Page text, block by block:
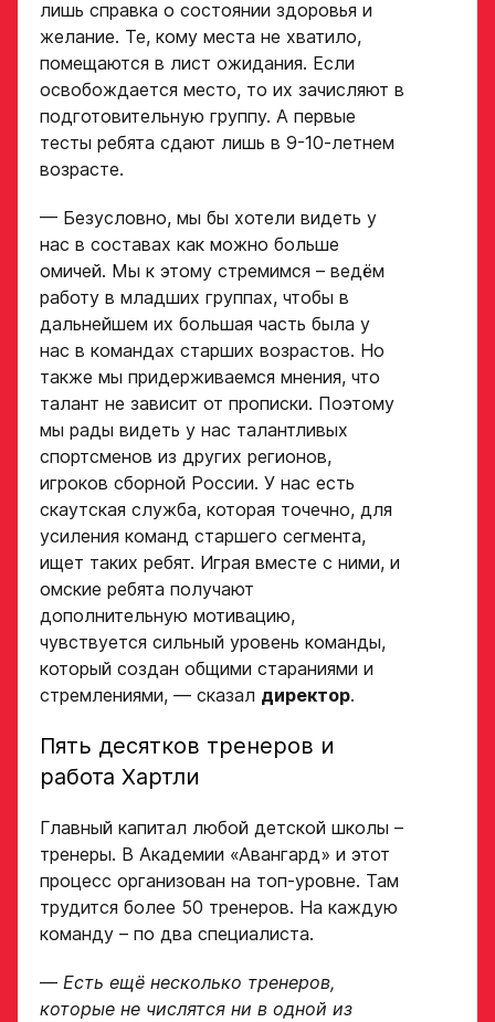
лишь справка о состоянии здоровья и
желание. Те, кому места не хватило,
помещаются в лист ожидания. Если
освобождается место, то их зачисляют в
подготовительную группу. А первые
тесты ребята сдают лишь в 9-10-летнем
возрасте.
— Безусловно, мы бы хотели видеть у
нас в составах как можно больше
омичей. Мы к этому стремимся – ведём
работу в младших группах, чтобы в
дальнейшем их большая часть была у
нас в командах старших возрастов. Но
также мы придерживаемся мнения, что
талант не зависит от прописки. Поэтому
мы рады видеть у нас талантливых
спортсменов из других регионов,
игроков сборной России. У нас есть
скаутская служба, которая точечно, для
усиления команд старшего сегмента,
ищет таких ребят. Играя вместе с ними, и
омские ребята получают
дополнительную мотивацию,
чувствуется сильный уровень команды,
который создан общими стараниями и
стремлениями, — сказал директор.
Пять десятков тренеров и
работа Хартли
Главный капитал любой детской школы –
тренеры. В Академии «Авангард» и этот
процесс организован на топ-уровне. Там
трудится более 50 тренеров. На каждую
команду – по два специалиста.
— Есть ещё несколько тренеров,
которые не числятся ни в одной из
Заявка
на просмотр
Академию
«Авангард»
Форма только
для игроков 2008–
2007 г. р. — набор
закрыт